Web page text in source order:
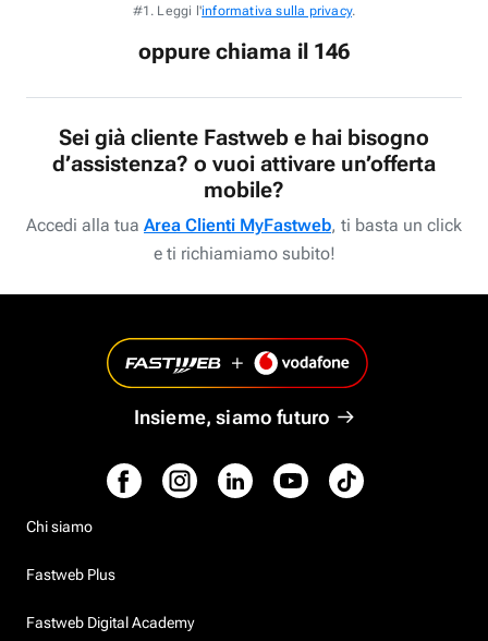
#1. Leggi l'informativa sulla privacy.
oppure chiama il 146
Sei già cliente Fastweb e hai bisogno
d’assistenza? o vuoi attivare un’offerta
mobile?
Accedi alla tua Area Clienti MyFastweb, ti basta un click
e ti richiamiamo subito!
Insieme, siamo futuro
Chi siamo
Fastweb Plus
Fastweb Digital Academy